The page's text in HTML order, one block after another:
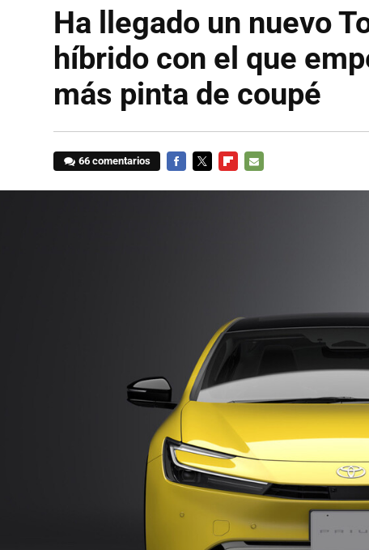
Ha llegado un nuevo
híbrido con el que
más pinta de coupé
66 comentarios